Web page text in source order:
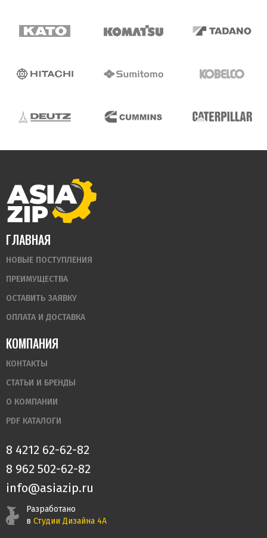
ГЛАВНАЯ
НОВЫЕ ПОСТУПЛЕНИЯ
ПРЕИМУЩЕСТВА
ОСТАВИТЬ ЗАЯВКУ
ОПЛАТА И ДОСТАВКА
КОМПАНИЯ
КОНТАКТЫ
СТАТЬИ И БРЕНДЫ
О КОМПАНИИ
PDF КАТАЛОГИ
8 4212 62-62-82
8 962 502-62-82
info@asiazip.ru
Разработано
в Студии Дизайна 4А